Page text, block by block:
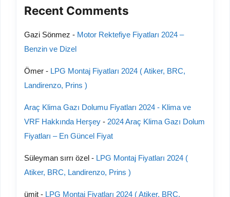
Recent Comments
Gazi Sönmez - Motor Rektefiye Fiyatları 2024 –
Benzin ve Dizel
Ömer - LPG Montaj Fiyatları 2024 ( Atiker, BRC,
Landirenzo, Prins )
Araç Klima Gazı Dolumu Fiyatları 2024 - Klima ve
VRF Hakkında Herşey - 2024 Araç Klima Gazı Dolum
Fiyatları – En Güncel Fiyat
Süleyman sırrı özel - LPG Montaj Fiyatları 2024 (
Atiker, BRC, Landirenzo, Prins )
ümit - LPG Montaj Fiyatları 2024 ( Atiker, BRC,